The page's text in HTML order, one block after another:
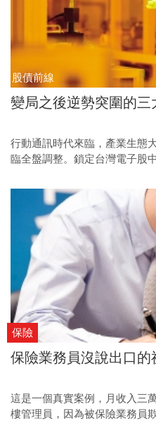
股債前線
變局之後逆勢突圍的三
行動通訊時代來臨，產業生態
臨全盤調整。鎖定台灣電子股
空間。
保險
保險業務員沒說出口的
這是一個真實案例，月收入三
樓管理員，因為被保險業務員